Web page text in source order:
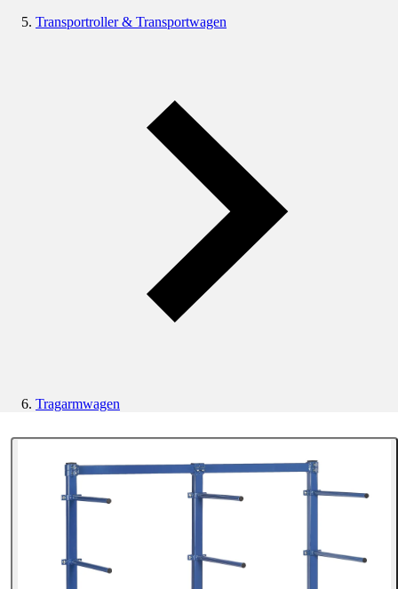
Transportroller & Transportwagen
Tragarmwagen